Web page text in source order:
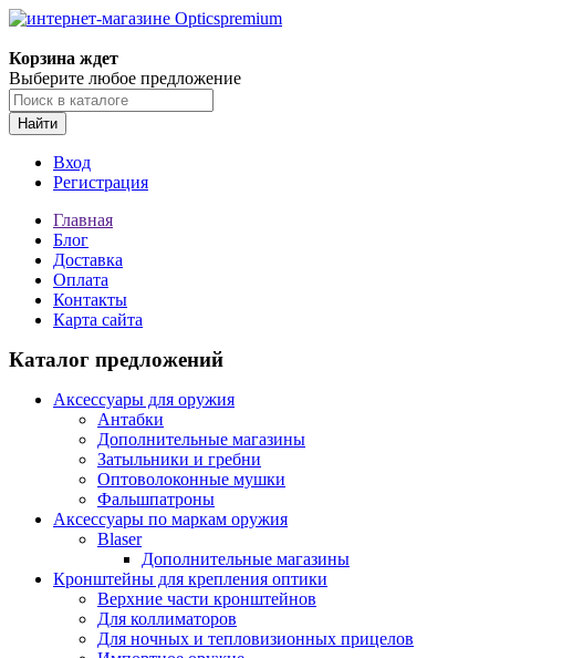
Корзина ждет
Выберите любое предложение
Найти
Вход
Регистрация
Главная
Блог
Доставка
Оплата
Контакты
Карта сайта
Каталог предложений
Аксессуары для оружия
Антабки
Дополнительные магазины
Затыльники и гребни
Оптоволоконные мушки
Фальшпатроны
Аксессуары по маркам оружия
Blaser
Дополнительные магазины
Кронштейны для крепления оптики
Верхние части кронштейнов
Для коллиматоров
Для ночных и тепловизионных прицелов